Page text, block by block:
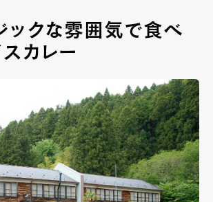
ックな雰囲気で食べ
スカレー